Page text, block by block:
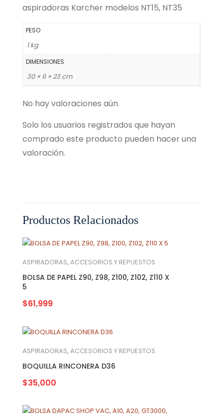
aspiradoras Karcher modelos NT15, NT35
PESO
1 kg
DIMENSIONES
30 × 6 × 23 cm
No hay valoraciones aún.
Solo los usuarios registrados que hayan
comprado este producto pueden hacer una
valoración.
Productos Relacionados
ASPIRADORAS, ACCESORIOS Y REPUESTOS
BOLSA DE PAPEL Z90, Z98, Z100, Z102, Z110 X
5
$61,999
ASPIRADORAS, ACCESORIOS Y REPUESTOS
BOQUILLA RINCONERA D36
$35,000